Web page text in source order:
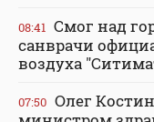
08:41 Смог над
санврачи
воздуха
07:50 Олег